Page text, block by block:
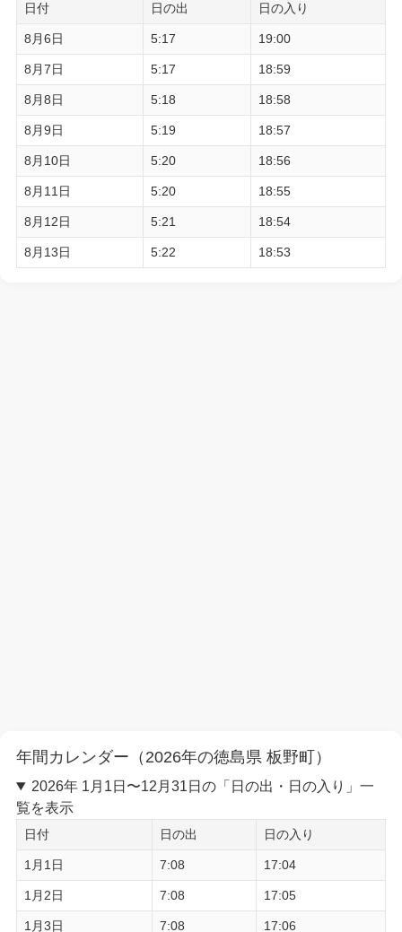
日付 日の出 日の入り
8月6日 5:17 19:00
8月7日 5:17 18:59
8月8日 5:18 18:58
8月9日 5:19 18:57
8月10日 5:20 18:56
8月11日 5:20 18:55
8月12日 5:21 18:54
8月13日 5:22 18:53
年間カレンダー（2026年の徳島県 板野町）
2026年 1月1日〜12月31日の「日の出・日の入り」一
覧を表示
日付 日の出 日の入り
1月1日 7:08 17:04
1月2日 7:08 17:05
1月3日 7:08 17:06